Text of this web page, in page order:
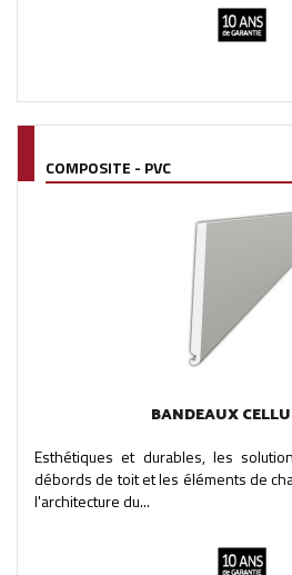
COMPOSITE - PVC
BANDEAUX
Esthétiques et durables, les
débords de toit et les éléments de
l'architecture du...